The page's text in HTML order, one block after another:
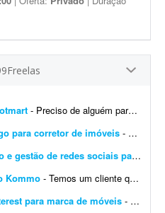
- Preciso de alguém para me ajudar a lançar um produto no Kiwify e na Hotmart já neste final de semana. Já tenho os vídeos e preciso subir todo o conteúdo n...
para corretor de imóveis - Busco especialista em ads (Instagram e Google) para gerenciar meu tráfego pago. Neste momento, procuro apenas o gerenciamento do tráfego: criação e otimizaç&atild...
Desenvolver site, tráfego pago e gestão de redes sociais para transportadora
Kommo - Temos um cliente que utiliza IA no CRM Kommo para qualificação dos leads e, ao mesmo tempo, para identificar a origem desses leads. Precisamos identificar se os leads vieram do Facebo...
para marca de móveis - Preciso de um profissional com olhar atento e repertório refinado em design e arquitetura para repensar e construir a estratégia do Pinterest da minha marca de móveis. O proje...